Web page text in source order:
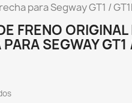
para Segway GT1 /
FRENO
SEGWAY